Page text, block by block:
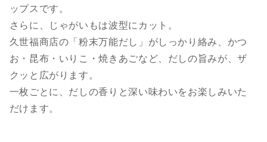
ップスです。
さらに、じゃがいもは波型にカット。
久世福商店の「粉末万能だし」がしっかり絡み、かつ
お・昆布・いりこ・焼きあごなど、だしの旨みが、ザ
クッと広がります。
一枚ごとに、だしの香りと深い味わいをお楽しみいた
だけます。